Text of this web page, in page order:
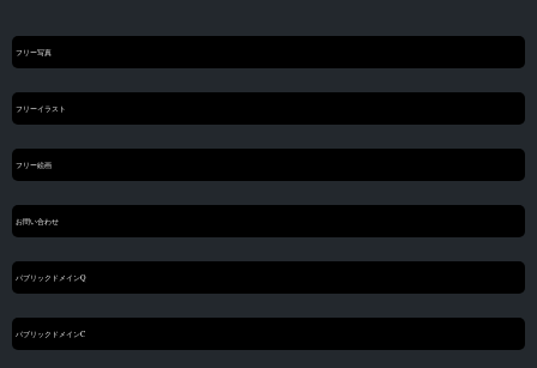
フリー写真
フリーイラスト
フリー絵画
お問い合わせ
パブリックドメインQ
パブリックドメインC